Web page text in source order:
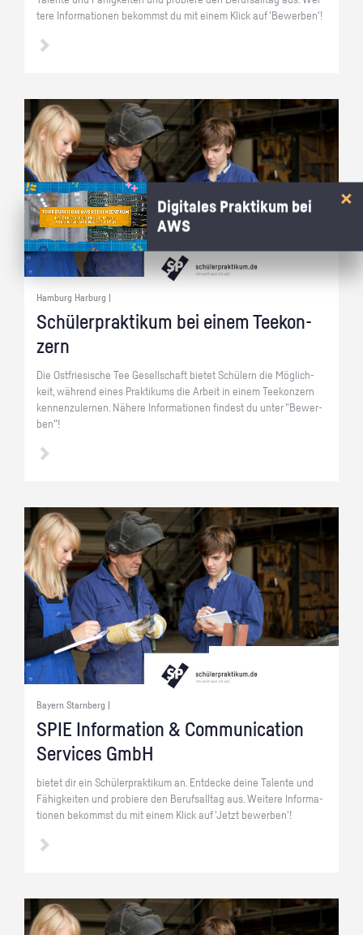
te­re In­for­ma­tio­nen be­kommst du mit einem Klick auf 'Be­wer­ben'!
Hamburg Harburg |
Schü­ler­prak­ti­kum bei einem Tee­kon­
zern
Die Ost­frie­si­sche Tee Ge­sell­schaft bie­tet Schü­lern die Mög­lich­
keit, wäh­rend eines Prak­ti­kums die Ar­beit in einem Tee­kon­zern
ken­nen­zu­ler­nen. Nä­he­re In­for­ma­tio­nen fin­dest du unter "Be­wer­
ben"!
Bayern Starnberg |
SPIE In­for­ma­ti­on & Com­mu­ni­ca­ti­on
Ser­vices GmbH
bie­tet dir ein Schü­ler­prak­ti­kum an. Ent­de­cke deine Ta­len­te und
Fä­hig­kei­ten und pro­bie­re den Be­rufs­all­tag aus. Wei­te­re In­for­ma­
tio­nen be­kommst du mit einem Klick auf 'Jetzt be­wer­ben'!
Digitales Praktikum bei
AWS